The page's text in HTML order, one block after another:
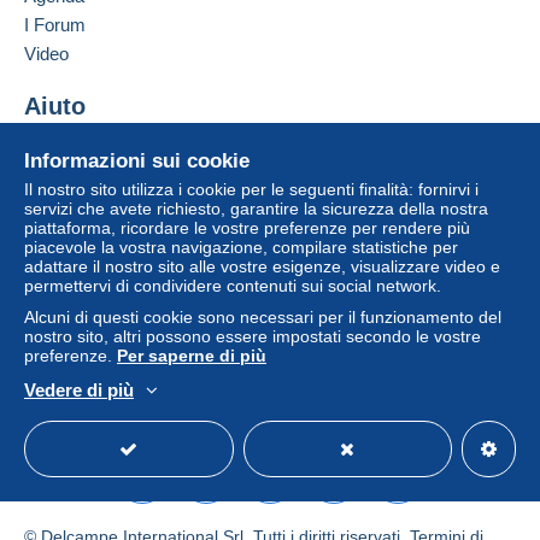
clausole relative al pagamento, queste sono da
condizioni d'uso
dal ricevimento della richiesta di pagamento del
venditore.
-afhankelijk van de locatie van de koper !
Informazioni sui cookie
Il nostro sito utilizza i cookie per le seguenti finalità: fornirvi i
servizi che avete richiesto, garantire la sicurezza della nostra
piattaforma, ricordare le vostre preferenze per rendere più
piacevole la vostra navigazione, compilare statistiche per
adattare il nostro sito alle vostre esigenze, visualizzare video e
permettervi di condividere contenuti sui social network.
Alcuni di questi cookie sono necessari per il funzionamento del
nostro sito, altri possono essere impostati secondo le vostre
preferenze. Per saperne di più
Vedere di più
I Forum
Video
Aiuto
Acquistare su Delcampe
Vendere su Delcampe
Un sito sicuro